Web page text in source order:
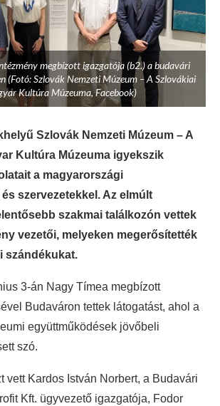
megbízott igazgatója (b2.) a budavári
(Fotó: Szlovák Nemzeti Múzeum – A Szlovákiai
Kultúra Múzeuma, Facebook)
Szlovák Nemzeti Múzeum – A
Kultúra Múzeuma igyekszik
a magyarországi
szervezetekkel. Az elmúlt
szakmai találkozón vettek
vezetői, melyeken megerősítették
szándékukat.
3-án Nagy Tímea megbízott
Budaváron tettek látogatást, ahol a
együttműködések jövőbeli
szó.
vett Kardos István Norbert, a Budavári
Kft. ügyvezető igazgatója, Fodor